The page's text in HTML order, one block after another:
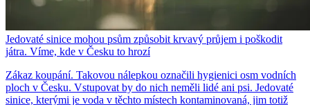
Jedovaté sinice mohou psům způsobit krvavý průjem i poškodit
játra. Víme, kde v Česku to hrozí
Zákaz koupání. Takovou nálepkou označili hygienici osm vodních
ploch v Česku. Vstupovat by do nich neměli lidé ani psi. Jedovaté
sinice, kterými je voda v těchto místech kontaminovaná, jim totiž